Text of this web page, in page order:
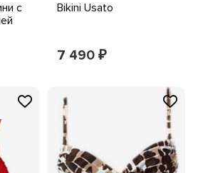
с
Bikini Usato
7 490 ₽